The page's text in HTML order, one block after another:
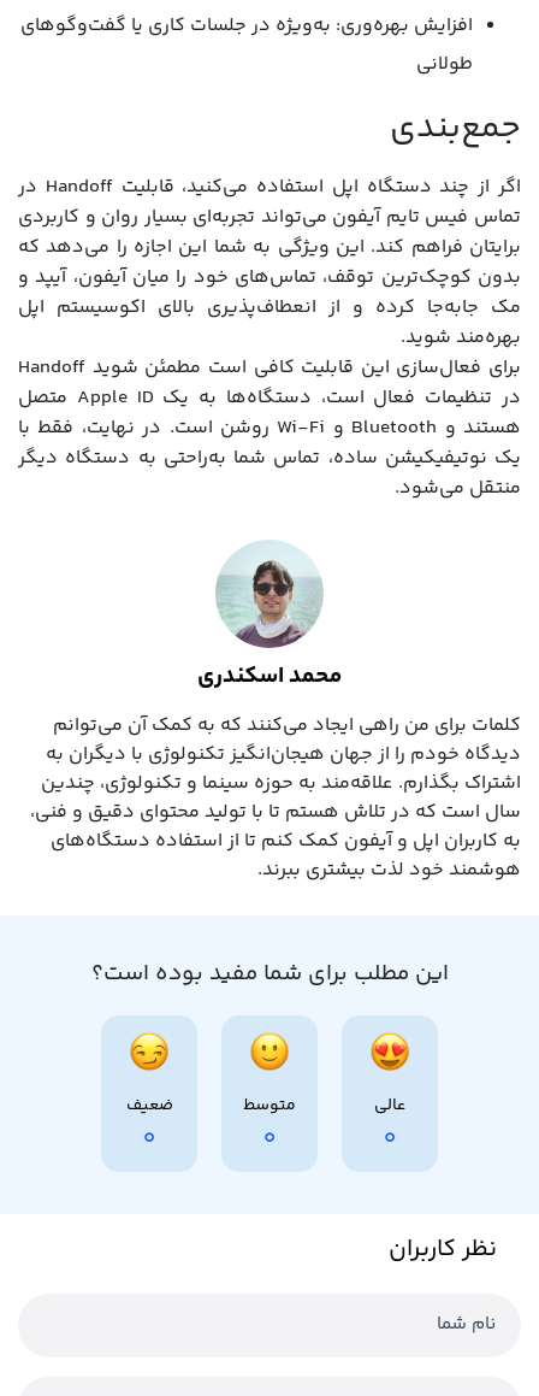
افزایش بهره‌وری: به‌ویژه در جلسات کاری یا گفت‌وگوهای
طولانی
جمع‌بندی
اگر از چند دستگاه اپل استفاده می‌کنید، قابلیت Handoff در
تماس فیس تایم آیفون می‌تواند تجربه‌ای بسیار روان و کاربردی
برایتان فراهم کند. این ویژگی به شما این اجازه را می‌دهد که
بدون کوچک‌ترین توقف، تماس‌های خود را میان آیفون، آیپد و
مک جابه‌جا کرده و از انعطاف‌پذیری بالای اکوسیستم اپل
بهره‌مند شوید.
برای فعال‌سازی این قابلیت کافی است مطمئن شوید Handoff
در تنظیمات فعال است، دستگاه‌ها به یک Apple ID متصل
هستند و Bluetooth و Wi-Fi روشن است. در نهایت، فقط با
یک نوتیفیکیشن ساده، تماس شما به‌راحتی به دستگاه دیگر
منتقل می‌شود.
محمد اسکندری
کلمات برای من راهی ایجاد می‌کنند که به کمک آن می‌توانم
دیدگاه خودم را از جهان هیجان‌انگیز تکنولوژی با دیگران به
اشتراک بگذارم. علاقه‌مند به حوزه سینما و تکنولوژی، چندین
سال است که در تلاش هستم تا با تولید محتوای دقیق و فنی،
به کاربران اپل و آیفون کمک کنم تا از استفاده دستگاه‌های
هوشمند خود لذت بیشتری ببرند.
این مطلب برای شما مفید بوده است؟
عالی
0
متوسط
0
ضعیف
0
نظر کاربران